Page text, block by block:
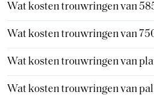
Wat kosten trouwringen van
Wat kosten trouwringen van
Wat kosten trouwringen van
Wat kosten trouwringen van